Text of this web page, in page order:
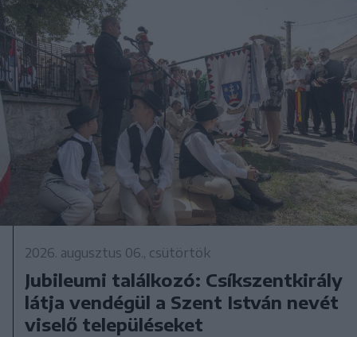
2026. augusztus 06., csütörtök
Jubileumi találkozó: Csíkszentkirály
látja vendégül a Szent István nevét
viselő településeket